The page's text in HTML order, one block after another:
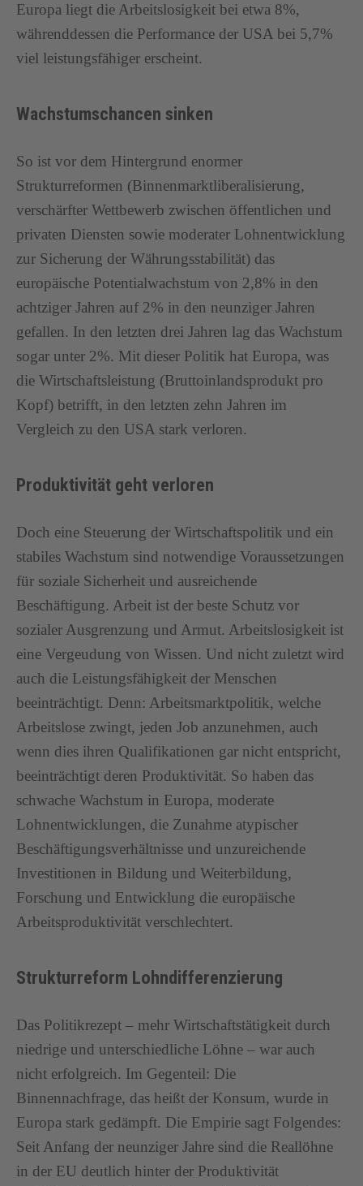
Europa liegt die Arbeitslosigkeit bei etwa 8%,
währenddessen die Performance der USA bei 5,7%
viel leistungsfähiger erscheint.
Wachstumschancen sinken
So ist vor dem Hintergrund enormer
Strukturreformen (Binnenmarktliberalisierung,
verschärfter Wettbewerb zwischen öffentlichen und
privaten Diensten sowie moderater Lohnentwicklung
zur Sicherung der Währungsstabilität) das
europäische Potentialwachstum von 2,8% in den
achtziger Jahren auf 2% in den neunziger Jahren
gefallen. In den letzten drei Jahren lag das Wachstum
sogar unter 2%. Mit dieser Politik hat Europa, was
die Wirtschaftsleistung (Bruttoinlandsprodukt pro
Kopf) betrifft, in den letzten zehn Jahren im
Vergleich zu den USA stark verloren.
Produktivität geht verloren
Doch eine Steuerung der Wirtschaftspolitik und ein
stabiles Wachstum sind notwendige Voraussetzungen
für soziale Sicherheit und ausreichende
Beschäftigung. Arbeit ist der beste Schutz vor
sozialer Ausgrenzung und Armut. Arbeitslosigkeit ist
eine Vergeudung von Wissen. Und nicht zuletzt wird
auch die Leistungsfähigkeit der Menschen
beeinträchtigt. Denn: Arbeitsmarktpolitik, welche
Arbeitslose zwingt, jeden Job anzunehmen, auch
wenn dies ihren Qualifikationen gar nicht entspricht,
beeinträchtigt deren Produktivität. So haben das
schwache Wachstum in Europa, moderate
Lohnentwicklungen, die Zunahme atypischer
Beschäftigungsverhältnisse und unzureichende
Investitionen in Bildung und Weiterbildung,
Forschung und Entwicklung die europäische
Arbeitsproduktivität verschlechtert.
Strukturreform Lohndifferenzierung
Das Politikrezept – mehr Wirtschaftstätigkeit durch
niedrige und unterschiedliche Löhne – war auch
nicht erfolgreich. Im Gegenteil: Die
Binnennachfrage, das heißt der Konsum, wurde in
Europa stark gedämpft. Die Empirie sagt Folgendes:
Seit Anfang der neunziger Jahre sind die Reallöhne
in der EU deutlich hinter der Produktivität